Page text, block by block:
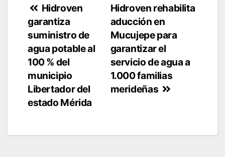
Navegación
de
entradas
Hidroven rehabilita
aducción en
Mucujepe para
garantizar el
servicio de agua a
1.000 familias
merideñas
Hidroven
garantiza
suministro de
agua potable al
100 % del
municipio
Libertador del
estado Mérida